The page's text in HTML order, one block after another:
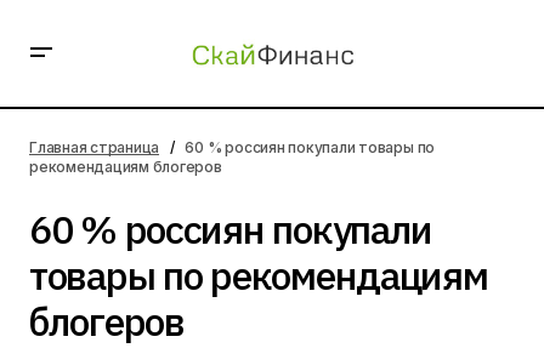
блогеров
Главная страница
60 % россиян покупали товары по
рекомендациям блогеров
60 % россиян покупали
товары по рекомендациям
блогеров